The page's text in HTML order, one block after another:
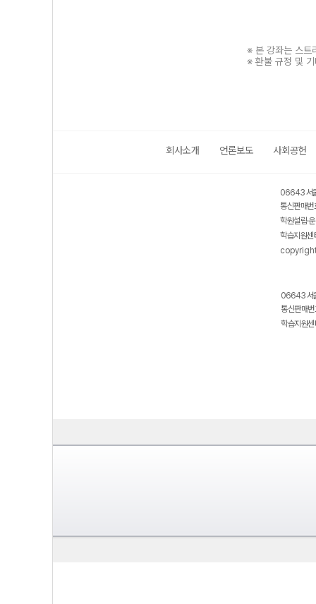
※ 본 강좌는 스트
※ 환불 규정 및
회사소개 언론보도 사회공헌
06643 서
통신판매
학원설립·
학습지원
06643 서
통신판매
학습지원